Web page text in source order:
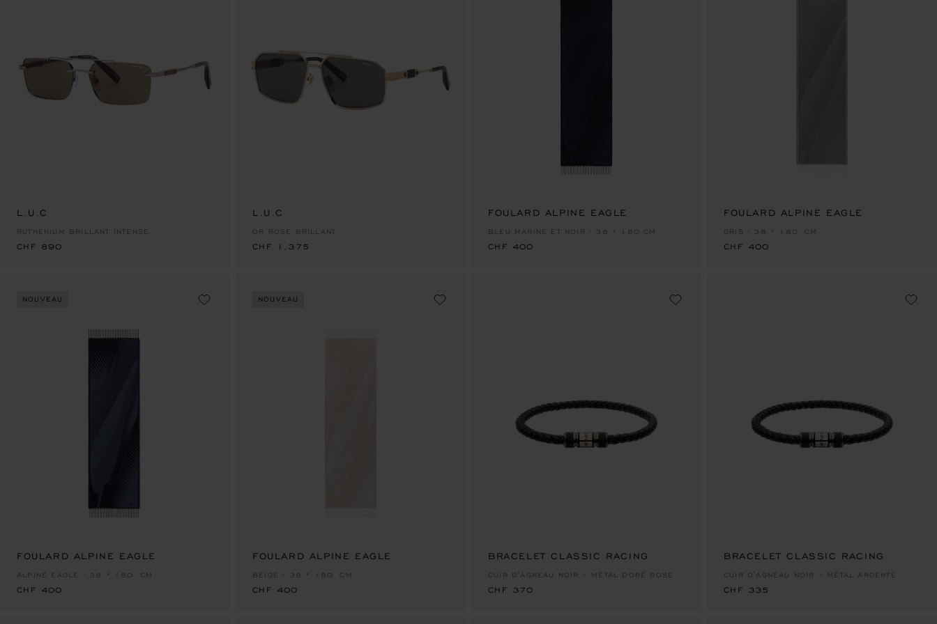
L.U.C
RUTHÉNIUM BRILLANT INTENSE
CHF 890
CHF 890 L.U.C
OR ROSE BRILLANT
CHF 1,375
CHF 1,375 FOULARD ALPINE EAGLE
BLEU MARINE ET NOIR - 38 * 180 CM
CHF 400
CHF 400 FOULARD ALPINE EAGLE
GRIS - 38 * 180 CM
CHF 400
CHF 400
NOUVEAU
FOULARD ALPINE EAGLE
ALPINE EAGLE - 38 * 180 CM
CHF 400
CHF 400
NOUVEAU
FOULARD ALPINE EAGLE
BEIGE - 38 * 180 CM
CHF 400
CHF 400 BRACELET CLASSIC RACING
CUIR D'AGNEAU NOIR – MÉTAL DORÉ ROSE
CHF 370
CHF 370 BRACELET CLASSIC RACING
CUIR D'AGNEAU NOIR – MÉTAL ARGENTÉ
CHF 335
CHF 335